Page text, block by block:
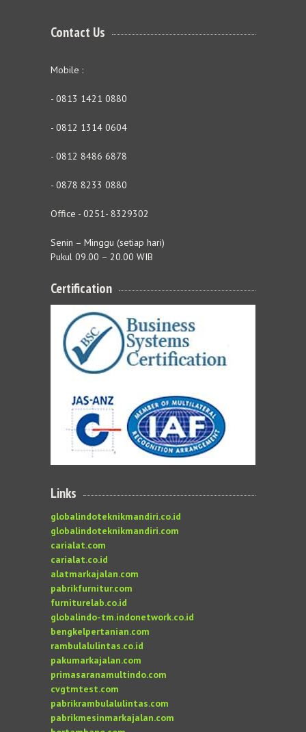
Contact Us
Mobile :
- 0813 1421 0880
- 0812 1314 0604
- 0812 8486 6878
- 0878 8233 0880
Office - 0251- 8329302
Senin – Minggu (setiap hari)
Pukul 09.00 – 20.00 WIB
Certification
Links
globalindoteknikmandiri.co.id
globalindoteknikmandiri.com
carialat.com
carialat.co.id
alatmarkajalan.com
pabrikfurnitur.com
furniturelab.co.id
globalindo-tm.indonetwork.co.id
bengkelpertanian.com
rambulalulintas.co.id
pakumarkajalan.com
primasaranamultindo.com
cvgtmtest.com
pabrikrambulalulintas.com
pabrikmesinmarkajalan.com